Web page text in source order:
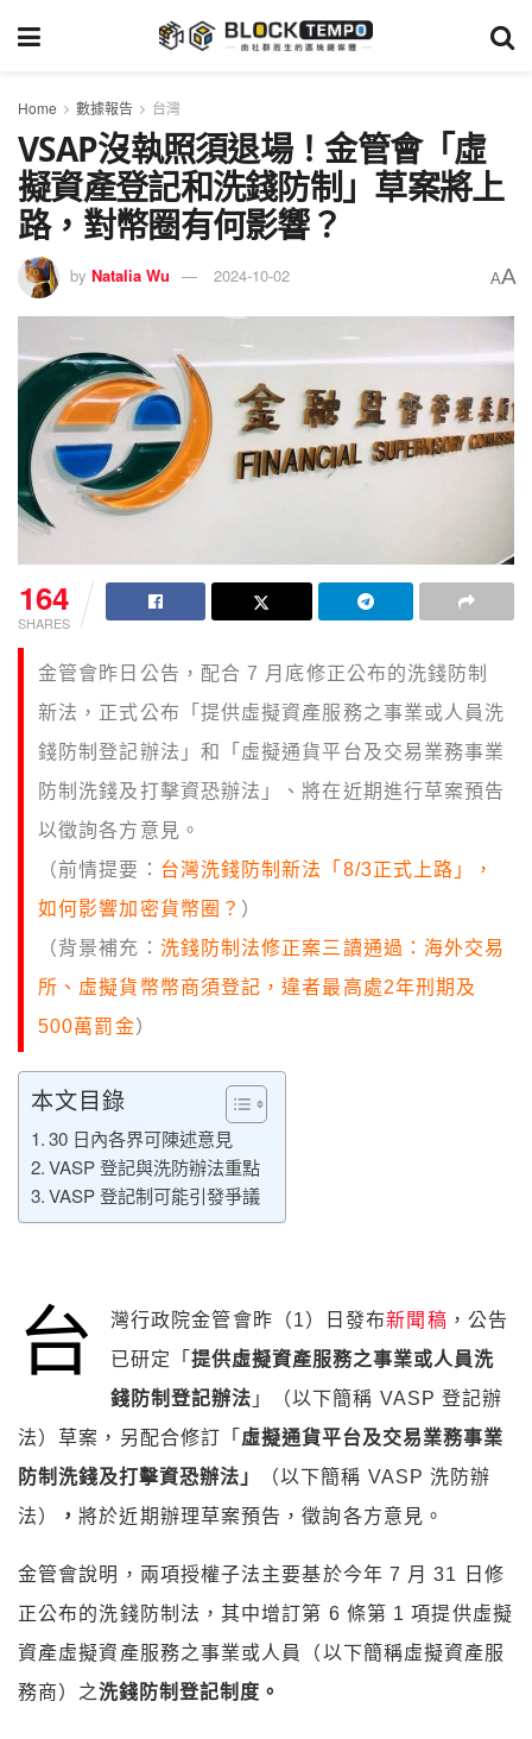
Home 數據報告 台灣
VSAP沒執照須退場！金管會「虛
擬資產登記和洗錢防制」草案將上
路，對幣圈有何影響？
by Natalia Wu 2024-10-02 AA
164
SHARES
金管會昨日公告，配合 7 月底修正公布的洗錢防制
新法，正式公布「提供虛擬資產服務之事業或人員洗
錢防制登記辦法」和「 虛擬通貨平台及交易業務事業
防制洗錢及打擊資恐辦法」、將在近期進行草案預告
以徵詢各方意見。
（前情提要： 台灣洗錢防制新法「8/3正式上路」，
如何影響加密貨幣圈？ ）
（背景補充： 洗錢防制法修正案三讀通過：海外交易
所、虛擬貨幣幣商須登記，違者最高處2年刑期及
500萬罰金）
本文目錄
30 日內各界可陳述意見
VASP 登記與洗防辦法重點
VASP 登記制可能引發爭議
台 灣行政院金管會昨（1）日發布新聞稿 ，公告
已研定「提供虛擬資產服務之事業或人員洗
錢防制登記辦法 」（以下簡稱 VASP 登記辦
法）草案，另配合修訂「 虛擬通貨平台及交易業務事業
防制洗錢及打擊資恐辦法」
（以下簡稱 VASP 洗防辦
法）
，將於近期辦理草案預告，徵詢各方意見。
金管會說明，兩項授權子法主要基於今年 7 月 31 日修
正公布的洗錢防制法，其中增訂第 6 條第 1 項提供虛擬
資產虛擬資產服務之事業或人員（以下簡稱虛擬資產服
務商）之洗錢防制登記制度。